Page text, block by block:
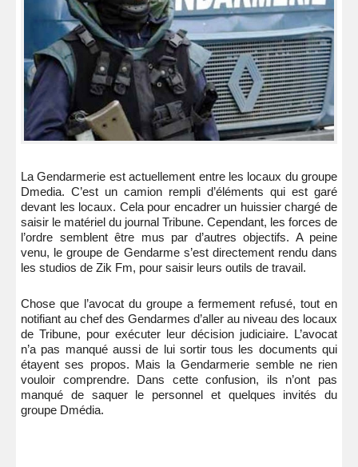
La Gendarmerie est actuellement entre les locaux du groupe
Dmedia. C’est un camion rempli d’éléments qui est garé
devant les locaux. Cela pour encadrer un huissier chargé de
saisir le matériel du journal Tribune. Cependant, les forces de
l’ordre semblent être mus par d’autres objectifs. A peine
venu, le groupe de Gendarme s’est directement rendu dans
les studios de Zik Fm, pour saisir leurs outils de travail.
Chose que l’avocat du groupe a fermement refusé, tout en
notifiant au chef des Gendarmes d’aller au niveau des locaux
de Tribune, pour exécuter leur décision judiciaire. L’avocat
n’a pas manqué aussi de lui sortir tous les documents qui
étayent ses propos. Mais la Gendarmerie semble ne rien
vouloir comprendre. Dans cette confusion, ils n’ont pas
manqué de saquer le personnel et quelques invités du
groupe Dmédia.